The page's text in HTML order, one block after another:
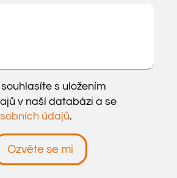
s uložením
v naší databázi a se
údajů.
Ozvěte se mi